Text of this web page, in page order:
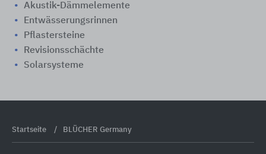
Akustik-Dämmelemente
Entwässerungsrinnen
Pflastersteine
Revisionsschächte
Solarsysteme
Startseite BLÜCHER Germany